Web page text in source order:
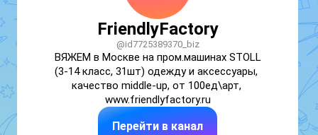
FriendlyFactory
@id7725389370_biz
ВЯЖЕМ в Москве на пром.машинах STOLL
(3-14 класс, 31шт) одежду и аксессуары,
качество middle-up, от 100ед\арт,
www.friendlyfactory.ru
Перейти в канал